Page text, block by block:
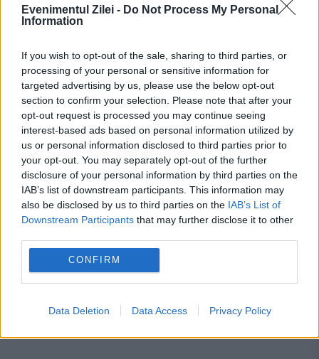
Evenimentul Zilei - Do Not Process My Personal
Information
If you wish to opt-out of the sale, sharing to third parties, or
processing of your personal or sensitive information for
targeted advertising by us, please use the below opt-out
section to confirm your selection. Please note that after your
opt-out request is processed you may continue seeing
interest-based ads based on personal information utilized by
us or personal information disclosed to third parties prior to
your opt-out. You may separately opt-out of the further
disclosure of your personal information by third parties on the
IAB’s list of downstream participants. This information may
also be disclosed by us to third parties on the IAB’s List of
Downstream Participants that may further disclose it to other
CONFIRM
Data Deletion Data Access Privacy Policy
legăturile dintre suspecți și traseul sumelor
Locuiești la bloc? 10 reguli pe care mulți
proprietari le înțeleg greșit și ajung să
plătească mai mult.Ce spune legea
Concediu 2026. Dreptul pe care mulți
salariați nu îl cunosc. Când se pot pierde
zilele de concediu și când nu